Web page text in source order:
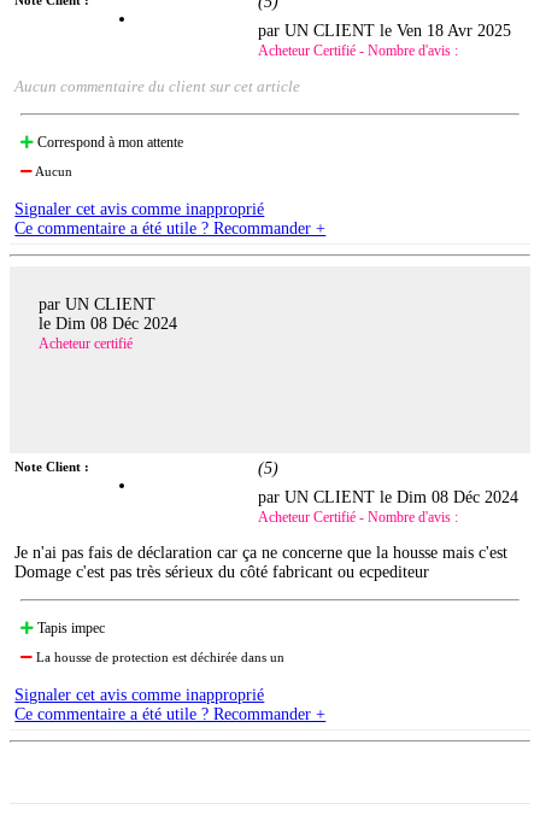
par UN CLIENT leVen 18 Avr 2025
Acheteur Certifié - Nombre d'avis :
Aucun commentaire du client sur cet article
Correspond à mon attente
Aucun
Signaler cet avis comme inapproprié
Ce commentaire a été utile ? Recommander +
par UN CLIENT
le Dim 08 Déc 2024
Acheteur certifié
Note Client : (5)
par UN CLIENT leDim 08 Déc 2024
Acheteur Certifié - Nombre d'avis :
Je n'ai pas fais de déclaration car ça ne concerne que la housse mais c'est
Domage c'est pas très sérieux du côté fabricant ou ecpediteur
Tapis impec
La housse de protection est déchirée dans un
Signaler cet avis comme inapproprié
Ce commentaire a été utile ? Recommander +